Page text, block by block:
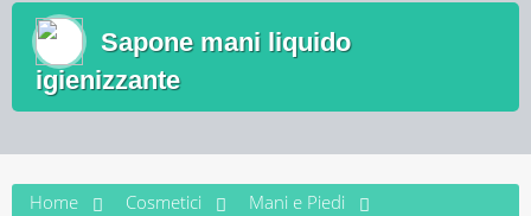
Sapone mani liquido
igienizzante
Home Cosmetici
Mani e Piedi